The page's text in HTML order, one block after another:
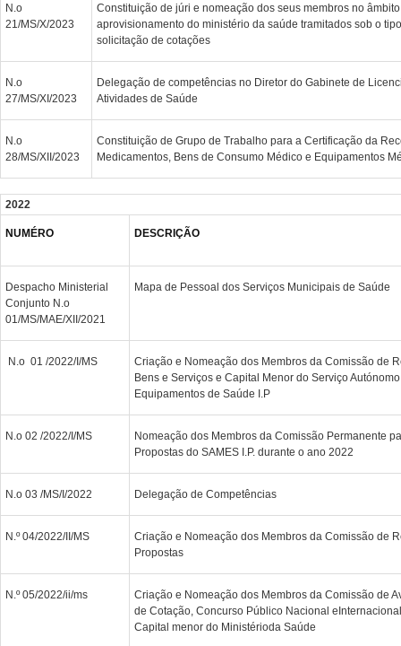
N.o
21/MS/X/2023
Constituição de júri e nomeação dos seus membros no
aprovisionamento do ministério da saúde tramitados sob o
solicitação de cotações
N.o
27/MS/XI/2023
Delegação de competências no Diretor do Gabinete de
Atividades de Saúde
N.o
28/MS/XII/2023
Constituição de Grupo de Trabalho para a Certificação da
Medicamentos, Bens de Consumo Médico e Equipamentos
2022
NUMÉRO DESCRIÇÃO
Despacho Ministerial
Conjunto N.o
01/MS/MAE/XII/2021
Mapa de Pessoal dos Serviços Municipais de Saúde
N.o 01 /2022/I/MS
Criação e Nomeação dos Membros da Comissão de
Bens e Serviços e Capital Menor do Serviço
Equipamentos de Saúde I.P
N.o 02 /2022/I/MS
Nomeação dos Membros da Comissão Permanente
Propostas do SAMES I.P. durante o ano 2022
N.o 03 /MS/I/2022 Delegação de Competências
N.º 04/2022/II/MS
Criação e Nomeação dos Membros da Comissão de
Propostas
N.º 05/2022/ii/ms
Criação e Nomeação dos Membros da Comissão de
de Cotação, Concurso Público Nacional
Capital menor do Ministérioda Saúde